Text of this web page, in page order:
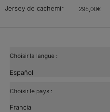
Jersey de cachemir 295,00€
Choisir la langue :
Español
Choisir le pays :
Francia